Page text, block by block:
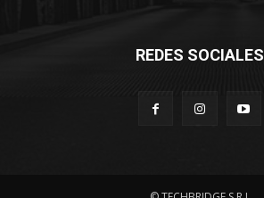
REDES SOCIALES